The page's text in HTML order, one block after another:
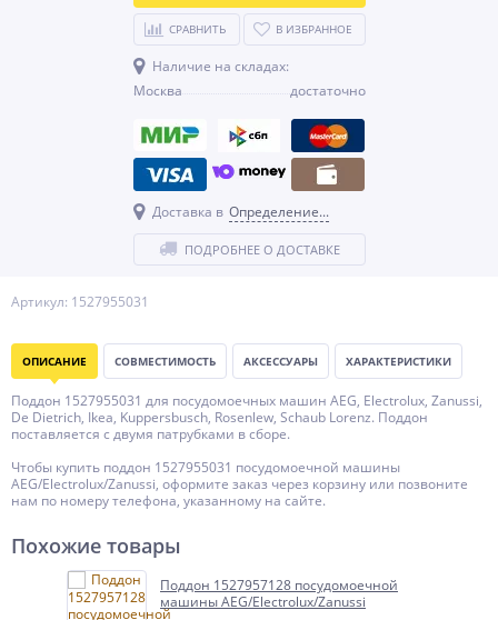
Артикул: 1527955031
СРАВНИТЬ В ИЗБРАННОЕ
Наличие на складах:
Москва
достаточно
Доставка в Определение...
ПОДРОБНЕЕ О ДОСТАВКЕ
ОПИСАНИЕ СОВМЕСТИМОСТЬ АКСЕССУАРЫ ХАРАКТЕРИСТИКИ
Поддон 1527955031 для посудомоечных машин AEG, Electrolux, Zanussi,
De Dietrich, Ikea, Kuppersbusch, Rosenlew, Schaub Lorenz. Поддон
поставляется с двумя патрубками в сборе.
Чтобы купить поддон 1527955031 посудомоечной машины
AEG/Electrolux/Zanussi, оформите заказ через корзину или позвоните
нам по номеру телефона, указанному на сайте.
Похожие товары
Поддон 1527957128 посудомоечной
машины AEG/Electrolux/Zanussi